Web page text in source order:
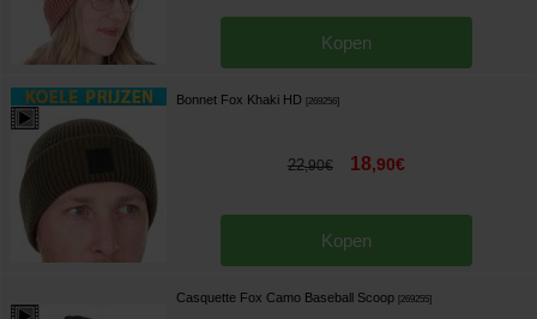
Kopen
Bonnet Fox Khaki HD 269256]
22,90€ 18,90€
Kopen
Casquette Fox Camo Baseball Scoop 269255]